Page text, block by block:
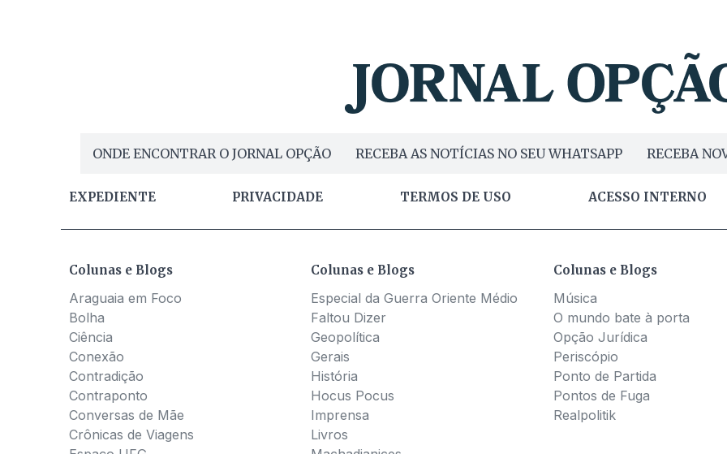
ONDE ENCONTRAR O JORNAL OPÇÃO RECEBA AS NOTÍCIAS NO SEU WHATSAPP RECEBA
EXPEDIENTE PRIVACIDADE TERMOS DE USO ACESSO INTERNO
Colunas e Blogs
Araguaia em Foco
Bolha
Ciência
Conexão
Contradição
Contraponto
Conversas de Mãe
Crônicas de Viagens
Colunas e Blogs
Especial da Guerra Oriente Médio
Faltou Dizer
Geopolítica
Gerais
História
Hocus Pocus
Imprensa
Livros
Colunas e Blogs
Música
O mundo bate à porta
Opção Jurídica
Periscópio
Ponto de Partida
Pontos de Fuga
Realpolitik